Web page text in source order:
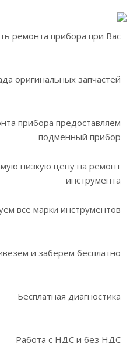
ремонта прибора при Вас
оригинальных запчастей
прибора предоставляем
подменный прибор
низкую цену на ремонт
инструмента
все марки инструментов
и заберем бесплатно
Бесплатная диагностика
Работа с НДС и без НДС